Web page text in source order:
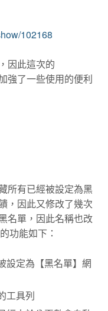
102168
因此這次的
強了一些使用的便利
所有已經被設定為黑
，因此又修改了幾次
名單，因此名稱也改
的功能如下：
設定為【黑名單】網
工具列